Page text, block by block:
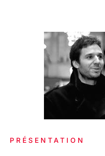
PRÉSENTATION